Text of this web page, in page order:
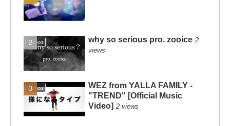
Videos why so serious pro. zooice 2
views
Videos
WEZ from YALLA FAMILY -
"TREND" [Official Music
Video] 2 views